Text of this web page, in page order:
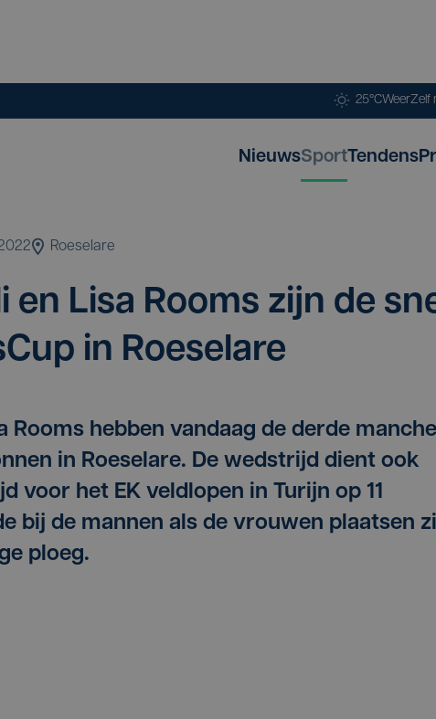
25°CWeerZelf
NieuwsSportTendens
Roeselare
en Lisa Rooms zijn de
in Roeselare
Rooms hebben vandaag de derde
in Roeselare. De wedstrijd dient ook
voor het EK veldlopen in Turijn op 11
bij de mannen als de vrouwen plaatsen
ploeg.